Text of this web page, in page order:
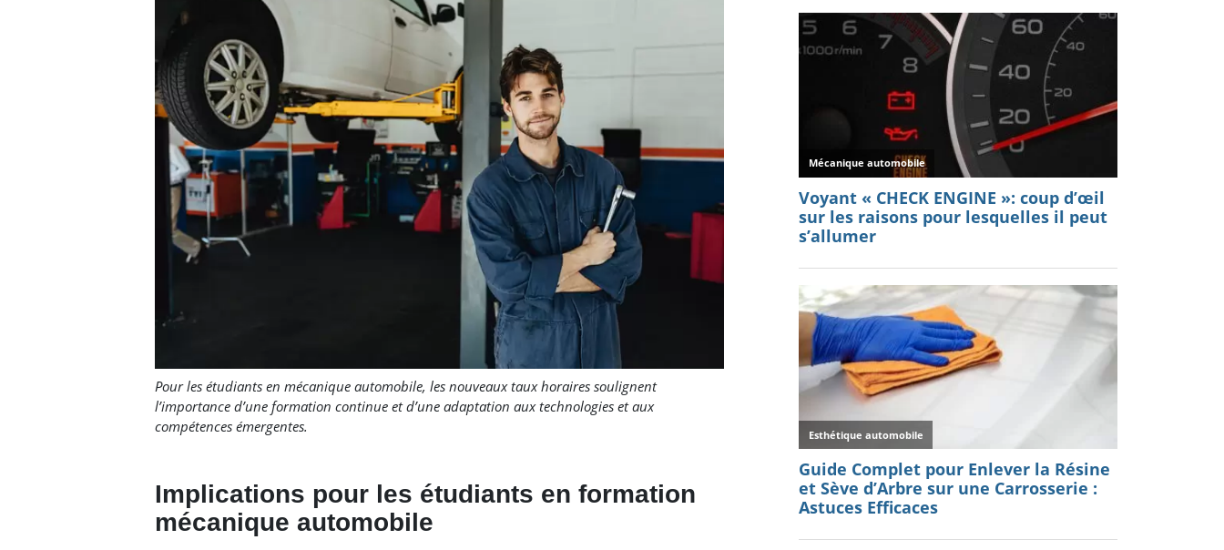
Pour les étudiants en mécanique automobile, les nouveaux taux horaires soulignent
l’importance d’une formation continue et d’une adaptation aux technologies et aux
compétences émergentes.
Implications pour les étudiants en formation
mécanique automobile